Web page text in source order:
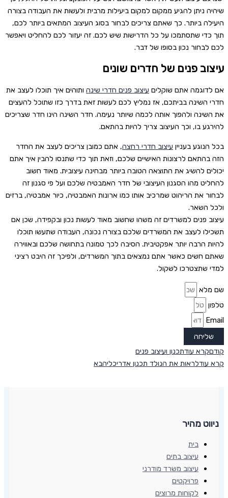
שיהיה ניתן להגיע ממקום למקום ביעילות מרבית ולעשות את העבודה בצורה
היעילה ביותר. כך שאתם צריכים לבחור בסוג העיצוב המתאים ביותר לכם,
תוך כדי שתסתמכו על כל הדרישות שיש לכם. זה יעזור לכם להחליט ויאפשר
לכם לבחור נכון בסופו של דבר.
עיצוב פנים של חדרים שונים
אם לדוגמה אתם שוקלים עיצוב פנים חדרי שינה ותוהים איך תוכלו לעצב את
חדרי השינה בביתכם, אז נמליץ לכם לעשות זאת בדרך כזו שתוכל להעצים
את השינה ולהפוך אותה לכמה שיותר נעימה. חדר השינה הינו חדר שצריכים
להירגע בו, וכך העיצוב צריך להיות בהתאם.
בכל הנוגע בעניין עיצוב חדרי רחצה, אתם כמובן צריכים לעצב את החדר
הזה בהתאם לרצונות האישיים שלכם, וזאת תוך כדי שתנסו להבין איך אתם
יכולים להשיג את התוצאה הטובה ביותר מבחינה עיצובית. מאוד חשוב
להחליט מהו הסגנון העיצובי של חדר האמבטיה שלכם ועל פי סגנון זה
לבחור את הריהוט שמרכיב אותו כמו ארונות האמבטיה, כיור אמבטיה, ברזים
ולכל השאר.
עיצוב פנים למשרדים זה משהו שחשוב מאוד לעשות נכון ובקפידה, שכן אם
תשכילו לעצב את המשרדים שלכם בצורה נכונה, העבודה שתעשו תוכלו
להיות הרבה יותר אפקטיבית. הסיבה לכך טמונה בתחושה שלכם ובאווירה
שאתם חשים כאשר אתם נמצאים בתוך המשרדים, ולפיכך זה היבט רציני
למדי שתצטרכו לשקול.
שם מלא
טלפון
Email
שליחה
קודםקרא עודתכנון ועיצוב פנים
קרא עודלראות את הנולד תכנון אדריכליהבא
ניווט מהיר
בית
עיצוב בתים
עיצוב משרד מודרני
פרויקטים
לקוחות מרוצים